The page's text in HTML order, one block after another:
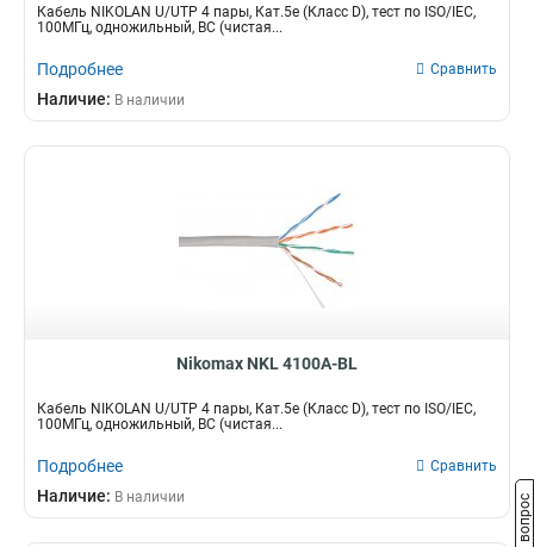
Кабель NIKOLAN U/UTP 4 пары, Кат.5e (Класс D), тест по ISO/IEC,
100МГц, одножильный, BC (чистая...
Подробнее Сравнить
Наличие: В наличии
Nikomax NKL 4100A-BL
Кабель NIKOLAN U/UTP 4 пары, Кат.5e (Класс D), тест по ISO/IEC,
100МГц, одножильный, BC (чистая...
Подробнее Сравнить
Наличие: В наличии